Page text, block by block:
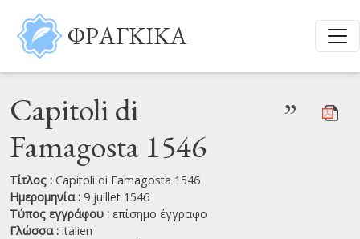
Παράκαμψη προς το κυρίως περιεχόμενο
ΦΡΑΓΚΙΚΑ
Capitoli di
Famagosta 1546
”
Τίτλος : Capitoli di Famagosta 1546
Ημερομηνία : 9 juillet 1546
Τύπος εγγράφου : επίσημο έγγραφο
Γλώσσα : italien